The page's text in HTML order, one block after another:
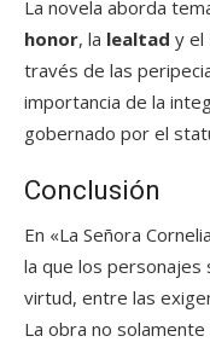
La novela aborda
honor, la lealtad y el
través de las
importancia de la
gobernado por el
Conclusión
En «La Señora
la que los personajes
virtud, entre las
La obra no